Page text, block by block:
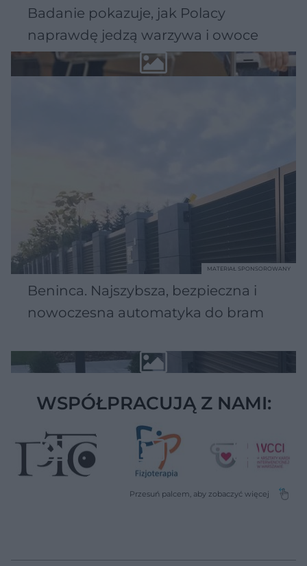
Badanie pokazuje, jak Polacy
naprawdę jedzą warzywa i owoce
Beninca. Najszybsza, bezpieczna i
nowoczesna automatyka do bram
MATERIAŁ SPONSOROWANY
WSPÓŁPRACUJĄ Z NAMI: